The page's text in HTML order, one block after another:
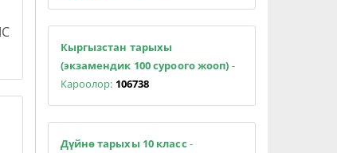
Кыргызстан тарыхы
(экзамендик 100 суроого жооп) -
Кароолор: 106738
Дүйнө тарыхы 10 класс -